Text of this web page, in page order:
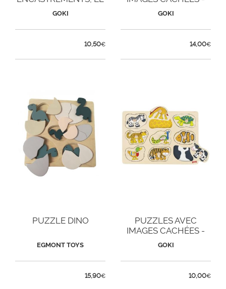
MONDE SOUS-MARIN
GOKI
10,50€
VÉHICULE
GOKI
14,00€
PUZZLE DINO
EGMONT TOYS
15,90€
PUZZLES AVEC
IMAGES CACHÉES -
ANIMAUX
GOKI
10,00€